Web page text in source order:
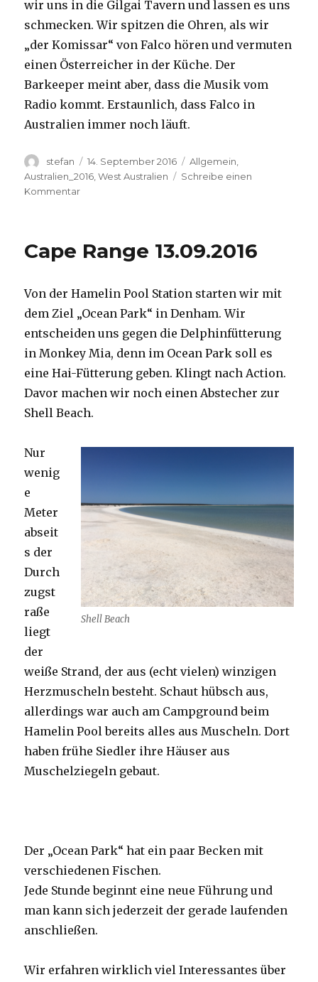
wir uns in die Gilgai Tavern und lassen es uns
schmecken. Wir spitzen die Ohren, als wir
„der Komissar“ von Falco hören und vermuten
einen Österreicher in der Küche. Der
Barkeeper meint aber, dass die Musik vom
Radio kommt. Erstaunlich, dass Falco in
Australien immer noch läuft.
Autor
stefan
Veröffentlicht
am
14. September 2016 Kategorien
Allgemein
Australien_2016 ,West Australien
Schreibe einen
Kommentarzu
Cape Range 13.09.2016
Von der Hamelin Pool Station starten wir mit
dem Ziel „Ocean Park“ in Denham. Wir
entscheiden uns gegen die Delphinfütterung
in Monkey Mia, denn im Ocean Park soll es
eine Hai-Fütterung geben. Klingt nach Action.
Davor machen wir noch einen Abstecher zur
Shell Beach.
Shell Beach
Nur
wenig
e
Meter
abseit
s der
Durch
zugst
raße
liegt
der
weiße Strand, der aus (echt vielen) winzigen
Herzmuscheln besteht. Schaut hübsch aus,
allerdings war auch am Campground beim
Hamelin Pool bereits alles aus Muscheln. Dort
haben frühe Siedler ihre Häuser aus
Muschelziegeln gebaut.
Der „Ocean Park“ hat ein paar Becken mit
verschiedenen Fischen.
Jede Stunde beginnt eine neue Führung und
man kann sich jederzeit der gerade laufenden
anschließen.
Wir erfahren wirklich viel Interessantes über